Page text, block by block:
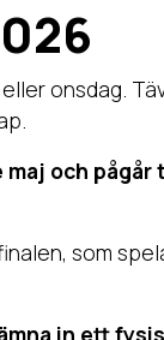
onsdag.
maj och
som
in ett